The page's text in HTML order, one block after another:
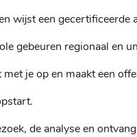
wijst een gecertificeerde
gebeuren regionaal en
je op en maakt een
de analyse en